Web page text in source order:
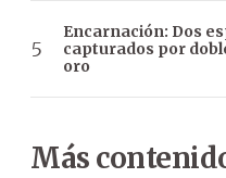
Encarnación: Dos
capturados por
oro
Más